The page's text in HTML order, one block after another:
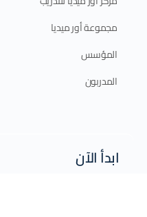
مجموعة أور ميديا
المؤسس
المدربون
ابدأ الآن